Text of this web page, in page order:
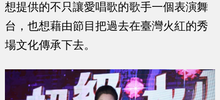
想提供的不只讓愛唱歌的歌手一個表演舞
台，也想藉由節目把過去在臺灣火紅的秀
場文化傳承下去。